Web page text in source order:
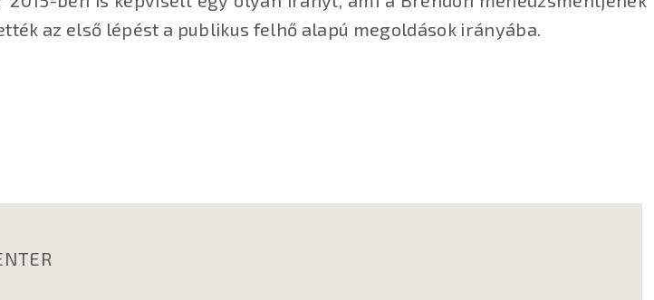
az első lépést a publikus felhő alapú megoldások irányába.